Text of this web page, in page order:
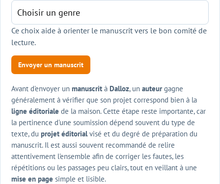
Ce choix aide à orienter le manuscrit vers le bon comité de
lecture.
Envoyer un manuscrit
Avant d'envoyer un manuscrit à Dalloz, un auteurgagne
généralement à vérifier que son projet correspond bien à la
ligne éditoriale de la maison. Cette étape reste importante, car
la pertinence d'une soumission dépend souvent du type de
texte, du projet éditorialvisé et du degré de préparation du
manuscrit. Il est aussi souvent recommandé de relire
attentivement l'ensemble afin de corriger les fautes, les
répétitions ou les passages peu clairs, tout en veillant à une
mise en page simple et lisible.